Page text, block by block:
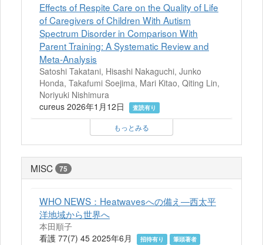
Effects of Respite Care on the Quality of Life
of Caregivers of Children With Autism
Spectrum Disorder in Comparison With
Parent Training: A Systematic Review and
Meta-Analysis
Satoshi Takatani, Hisashi Nakaguchi, Junko
Honda, Takafumi Soejima, Mari Kitao, Qiting Lin,
Noriyuki Nishimura
cureus 2026年1月12日
査読有り
もっとみる
MISC 75
WHO NEWS：Heatwavesへの備え―西太平
洋地域から世界へ
本田順子
看護 77(7) 45 2025年6月
招待有り 筆頭著者